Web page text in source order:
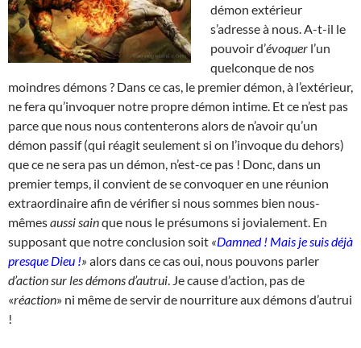
démon extérieur
s’adresse à nous. A-t-il le
pouvoir d’évoquer l’un
quelconque de nos
moindres démons ? Dans ce cas, le premier démon, à l’extérieur,
ne fera qu’invoquer notre propre démon intime. Et ce n’est pas
parce que nous nous contenterons alors de n’avoir qu’un
démon passif (qui réagit seulement si on l’invoque du dehors)
que ce ne sera pas un démon, n’est-ce pas ! Donc, dans un
premier temps, il convient de se convoquer en une réunion
extraordinaire afin de vérifier si nous sommes bien nous-
mêmesaussi sainque nous le présumons si jovialement. En
supposant que notre conclusion soit «Damned ! Mais je suis déjà
presque Dieu !» alors dans ce cas oui, nous pouvons parler
d’action sur les démons d’autrui . Je cause d’action, pas de
«réaction» ni même de servir de nourriture aux démons d’autrui
!